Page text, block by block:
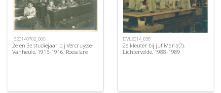
JS20140702_006
2e en 3e studiejaar bij Vercruysse-
Vanheule, 1915-1916, Roeselare
DVL2014_038
2e kleuter bij juf Maria(?),
Lichtervelde, 1988-1989